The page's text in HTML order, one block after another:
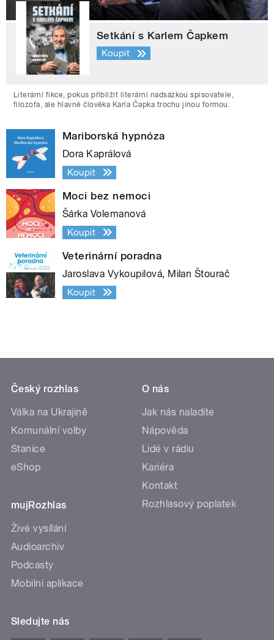
Setkání s Karlem Čapkem
Koupit
Literární fikce, pokus přiblížit literární nadsázkou spisovatele,
filozofa, ale hlavně člověka Karla Čapka trochu jinou formou.
Mariborská hypnóza
Dora Kaprálová
Koupit
Moci bez nemoci
Šárka Volemanová
Koupit
Veterinární poradna
Jaroslava Vykoupilová, Milan Štourač
Koupit
Český rozhlas
Válka na Ukrajině
Komunální volby
Stanice
eShop
mujRozhlas
Živé vysílání
Audioarchiv
Podcasty
Mobilní aplikace
O nás
Jak nás naladíte
Nápověda
Lidé v rádiu
Kariéra
Kontakt
Rozhlasový poplatek
Sledujte nás